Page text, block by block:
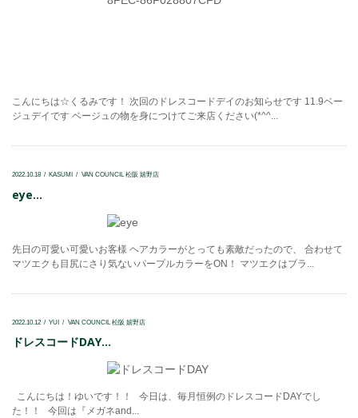
こんにちは☆くるみです！ 次回のドレスコードデイのお知らせです 11.9ベー
ジュデイです ベージュの物を身につけてご来店ください(*^^...
2022.10.18 KASUMI VAN COUNCIL 松阪 嬉野店
eye...
先日の可愛い可愛いお客様 ヘアカラーがとっても素敵だったので、 合わせて
マツエクも目尻にさり気ないパープルカラーをON！ マツエクはブラ...
2022.10.12 YUI VAN COUNCIL 松阪 嬉野店
ドレスコードDAY...
こんにちは！ゆいです！！ 今日は、毎月恒例のドレスコードDAYでし
た！！ 今回は『メガネand...